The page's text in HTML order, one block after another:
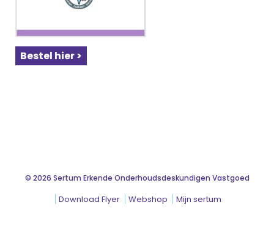
Bestel hier >
© 2026 Sertum Erkende Onderhoudsdeskundigen Vastgoed
Download Flyer Webshop Mijn sertum